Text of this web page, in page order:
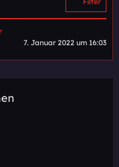
7. Januar 2022 um 16:03